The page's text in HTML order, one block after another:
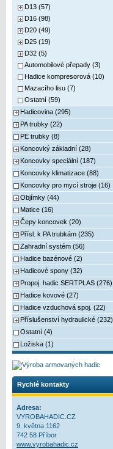
D13 (57)
D16 (98)
D20 (49)
D25 (19)
D32 (5)
Automobilové přepady (3)
Hadice kompresorová (10)
Mazacího lisu (7)
Ostatní (59)
Hadicovina (295)
PA trubky (22)
PE trubky (8)
Koncovký základní (28)
Koncovky speciální (187)
Koncovky klimatizace (88)
Koncovky pro mycí stroje (16)
Objímky (44)
Matice (16)
Čepy koncovek (20)
Přísl. k PA trubkám (235)
Zahradní systém (56)
Hadice bazénové (2)
Hadicové spony (32)
Propoj. hadic SERTPLAS (276)
Hadice kovové (27)
Hadice vzduchová spoj. (22)
Příslušenství hydraulické (232)
Ostatní (4)
Ložiska (1)
Rychlé kontakty
Adresa:
VYROBAHADIC.CZ
9. května 1162
742 58 Příbor
www.vyrobahadic.cz